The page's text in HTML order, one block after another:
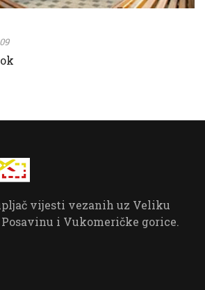
vijesti vezanih uz Veliku
Posavinu i Vukomeričke gorice.